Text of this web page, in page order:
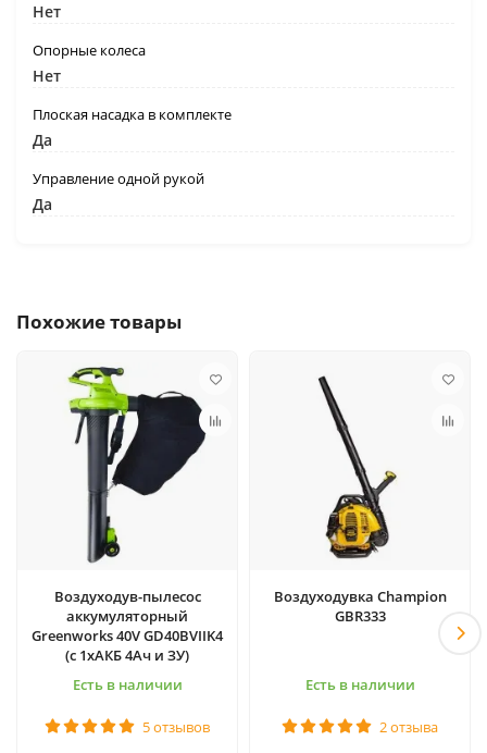
Нет
Опорные колеса
Нет
Плоская насадка в комплекте
Да
Управление одной рукой
Да
Похожие товары
Воздуходув-пылесос
аккумуляторный
Greenworks 40V GD40BVIIK4
(c 1хАКБ 4Ач и ЗУ)
Есть в наличии
5 отзывов
Воздуходувка Champion
GBR333
Есть в наличии
2 отзыва